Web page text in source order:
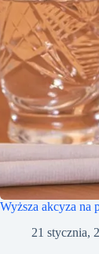
Wyższa akcyza na
21 stycznia,